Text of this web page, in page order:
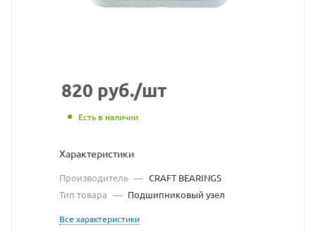
https://
по
ссылке
разрешения
владельца
сайта
820 руб./шт
Есть в наличии
Характеристики
Производитель — CRAFT BEARINGS
Тип товара — Подшипниковый узел
Все характеристики